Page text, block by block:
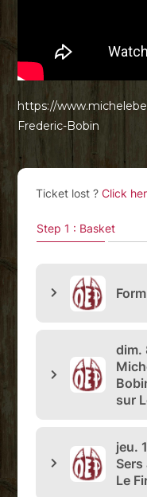
https://
Frederic-Bobin